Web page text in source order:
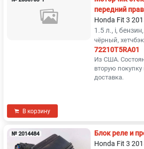
передний
Honda Fit 3
1.5 л., i,
чёрный,
72210T5RA01
Из США.
вторую
доставка.
В корзину
№ 2014484
Блок реле и
Honda Fit 3